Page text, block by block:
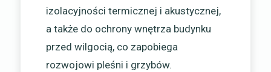
izolacyjności termicznej i akustycznej,
a także do ochrony wnętrza budynku
przed wilgocią, co zapobiega
rozwojowi pleśni i grzybów.